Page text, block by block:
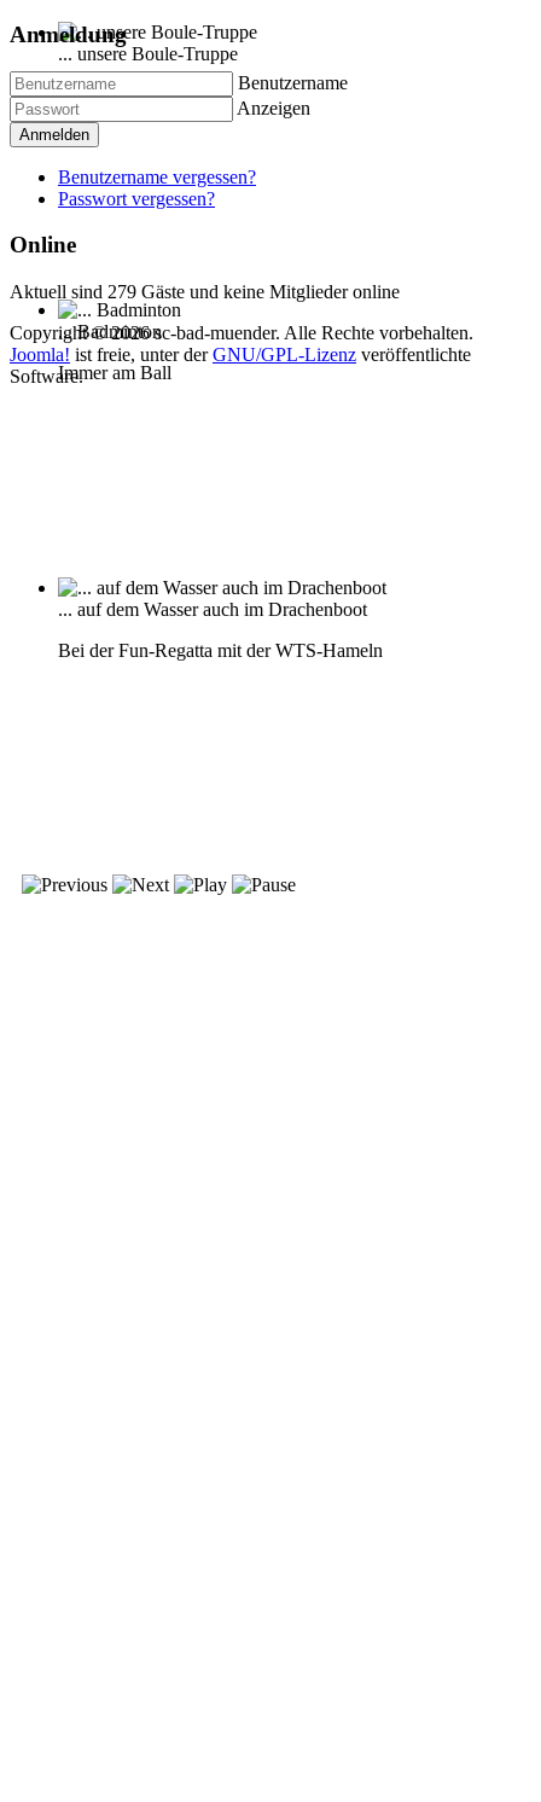
... unsere Boule-Truppe
Kann auch Gymnastik
... Badminton
Immer am Ball
... auf dem Wasser auch im Drachenboot
Bei der Fun-Regatta mit der WTS-Hameln
Anmeldung
Benutzername
Anzeigen
Anmelden
Benutzername vergessen?
Passwort vergessen?
Online
Aktuell sind 279 Gäste und keine Mitglieder online
Copyright © 2026 sc-bad-muender. Alle Rechte vorbehalten.
Joomla! ist freie, unter derGNU/GPL-Lizenz veröffentlichte
Software.